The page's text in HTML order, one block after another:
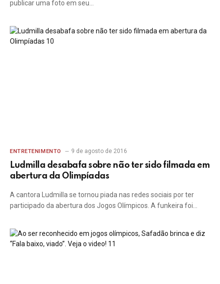
publicar uma foto em seu…
ENTRETENIMENTO 9 de agosto de 2016
Ludmilla desabafa sobre não ter sido filmada em
abertura da Olimpíadas
A cantora Ludmilla se tornou piada nas redes sociais por ter
participado da abertura dos Jogos Olímpicos. A funkeira foi…